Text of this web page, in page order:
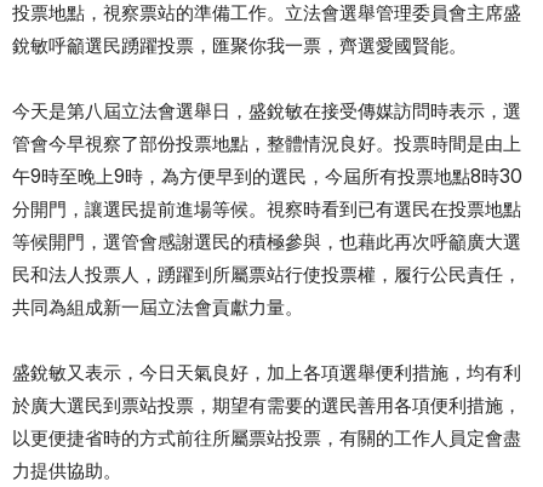
投票地點，視察票站的準備工作。立法會選舉管理委員會主席盛
銳敏呼籲選民踴躍投票，匯聚你我一票，齊選愛國賢能。
今天是第八屆立法會選舉日，盛銳敏在接受傳媒訪問時表示，選
管會今早視察了部份投票地點，整體情況良好。投票時間是由上
午9時至晚上9時，為方便早到的選民，今屆所有投票地點8時30
分開門，讓選民提前進場等候。視察時看到已有選民在投票地點
等候開門，選管會感謝選民的積極參與，也藉此再次呼籲廣大選
民和法人投票人，踴躍到所屬票站行使投票權，履行公民責任，
共同為組成新一屆立法會貢獻力量。
盛銳敏又表示，今日天氣良好，加上各項選舉便利措施，均有利
於廣大選民到票站投票，期望有需要的選民善用各項便利措施，
以更便捷省時的方式前往所屬票站投票，有關的工作人員定會盡
力提供協助。